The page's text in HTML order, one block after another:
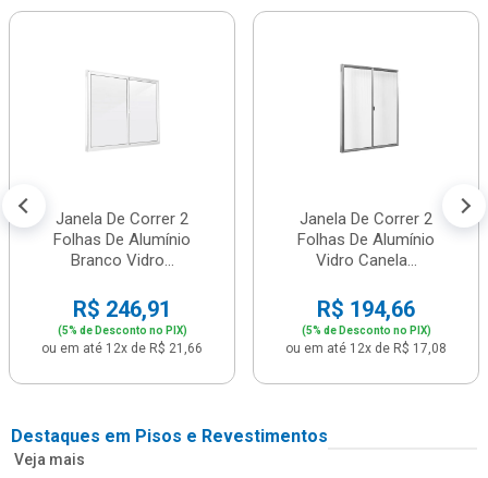
Janela De Correr 2
Folhas De Alumínio
Branco Vidro...
R$ 246,91
(5% de Desconto no PIX)
ou em até 12x de R$ 21,66
Janela De Correr 2
Folhas De Alumínio
Vidro Canela...
R$ 194,66
(5% de Desconto no PIX)
ou em até 12x de R$ 17,08
Destaques em Pisos e Revestimentos
Veja mais